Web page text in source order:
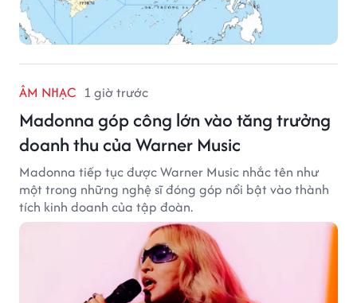
ÂM NHẠC 1 giờ trước
Madonna góp công lớn vào tăng trưởng
doanh thu của Warner Music
Madonna tiếp tục được Warner Music nhắc tên như
một trong những nghệ sĩ đóng góp nổi bật vào thành
tích kinh doanh của tập đoàn.